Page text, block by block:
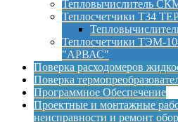
Тепловычислитель
Теплосчетчики Т34
Теплосчетчики ТЭМ-
"АРВАС"
Поверка расходомеров
Поверка
Программное Обеспечение
Проектные и монтажные
неисправности и ремонт